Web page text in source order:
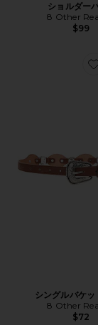
ショルダー
8 Other
$99
シングルバケッ
8 Other
$72